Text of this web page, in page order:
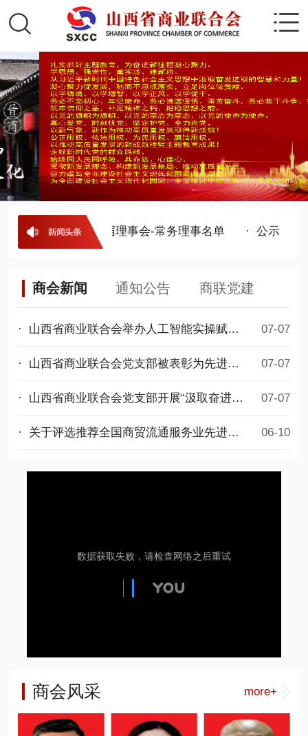
省商业联合会第五届理事会-常务理事名单 · 公示
商会新闻 通知公告 商联党建
· 山西省商业联合会举办人工智能实操赋能公益培训 07-07
· 山西省商业联合会党支部被表彰为先进基层党组织 07-07
· 山西省商业联合会党支部开展“汲取奋进力量，勇担时代使命”迎七一主题党日活动 07-07
· 关于评选推荐全国商贸流通服务业先进集体和先进个人拟选名单的公示 06-10
商会风采 more+